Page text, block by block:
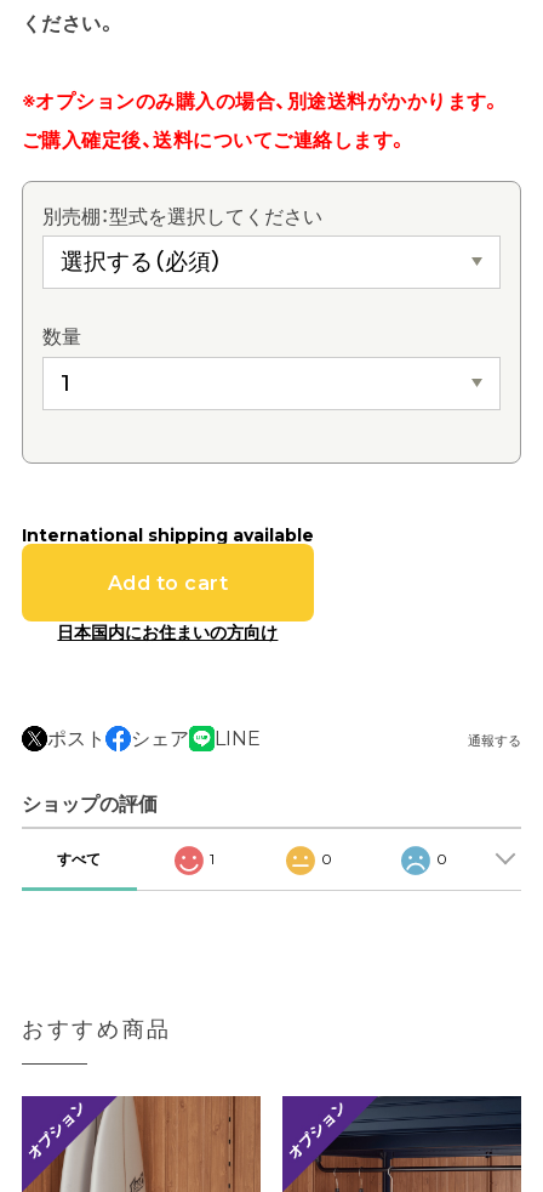
ください。
※オプションのみ購入の場合、別途送料がかかります。
ご購入確定後、送料についてご連絡します。
別売棚：型式を選択してください
数量
International shipping available
Add to cart
日本国内にお住まいの方向け
ポスト シェア LINE 通報する
ショップの評価
すべて 1 0 0
おすすめ商品